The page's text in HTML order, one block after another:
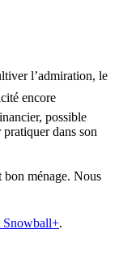
l’admiration, le
encore
possible
dans son
bon ménage. Nous
Snowball+.